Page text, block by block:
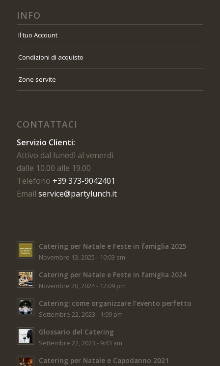
INFO
Il tuo Account
Condizioni di acquisto
Zone servite
CONTATTACI
Servizio Clienti:
Attivo dal lunedì al venerdì
dalle 10.00 alle 19.00
Telefono +39 373-9042401
Email service@partylunch.it
Catering per Natale e Feste in famiglia 2025
Novembre 13, 2025 - 10:03 am
Catering per Natale e Feste in famiglia 2024
Novembre 20, 2024 - 12:09 pm
Catering: come organizzare l’evento perfetto
Settembre 22, 2023 - 1:09 pm
Glossario del Catering
Settembre 22, 2023 - 9:43 am
Catering per Natale e Capodanno 2021